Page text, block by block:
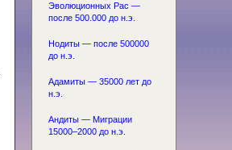
Эволюционных Рас —
после 500.000 до н.э.
Нодиты — после 500000
до н.э.
Адамиты — 35000 лет до
н.э.
Андиты — Миграции
15000–2000 до н.э.